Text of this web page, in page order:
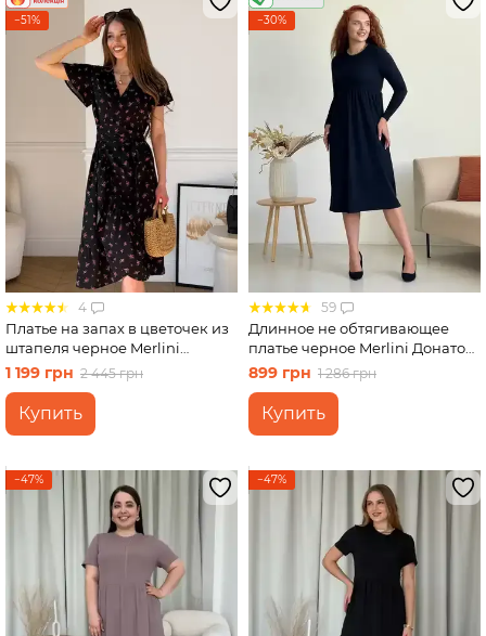
−51%
4
Платье на запах в цветочек из
штапеля черное Merlini
Віченца 700002201 размер S-M
1 199 грн 2 445 грн
Купить
−30%
59
Длинное не обтягивающее
платье черное Merlini Донато
700001381 размер 46-48 (L-XL)
899 грн 1 286 грн
Купить
−47% −47%